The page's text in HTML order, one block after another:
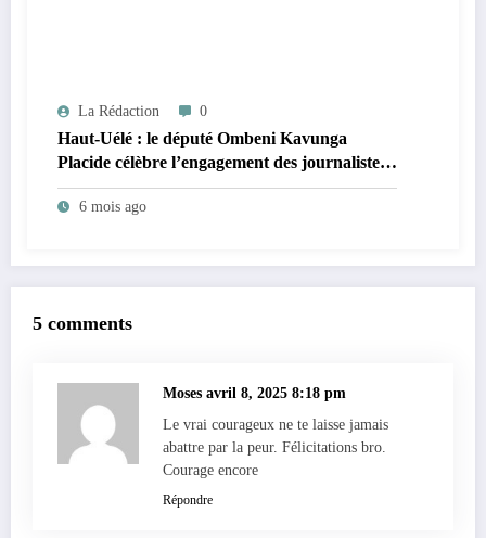
La Rédaction 0
Haut-Uélé : le député Ombeni Kavunga
Placide célèbre l’engagement des journalistes
et plaide pour une presse unie
6 mois ago
5 comments
Moses avril 8, 2025 8:18 pm
Le vrai courageux ne te laisse jamais
abattre par la peur. Félicitations bro.
Courage encore
Répondre